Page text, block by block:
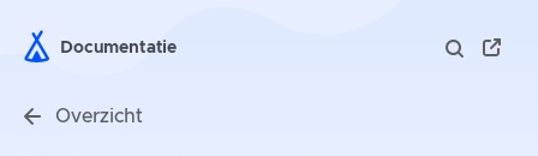
Documentatie
Overzicht